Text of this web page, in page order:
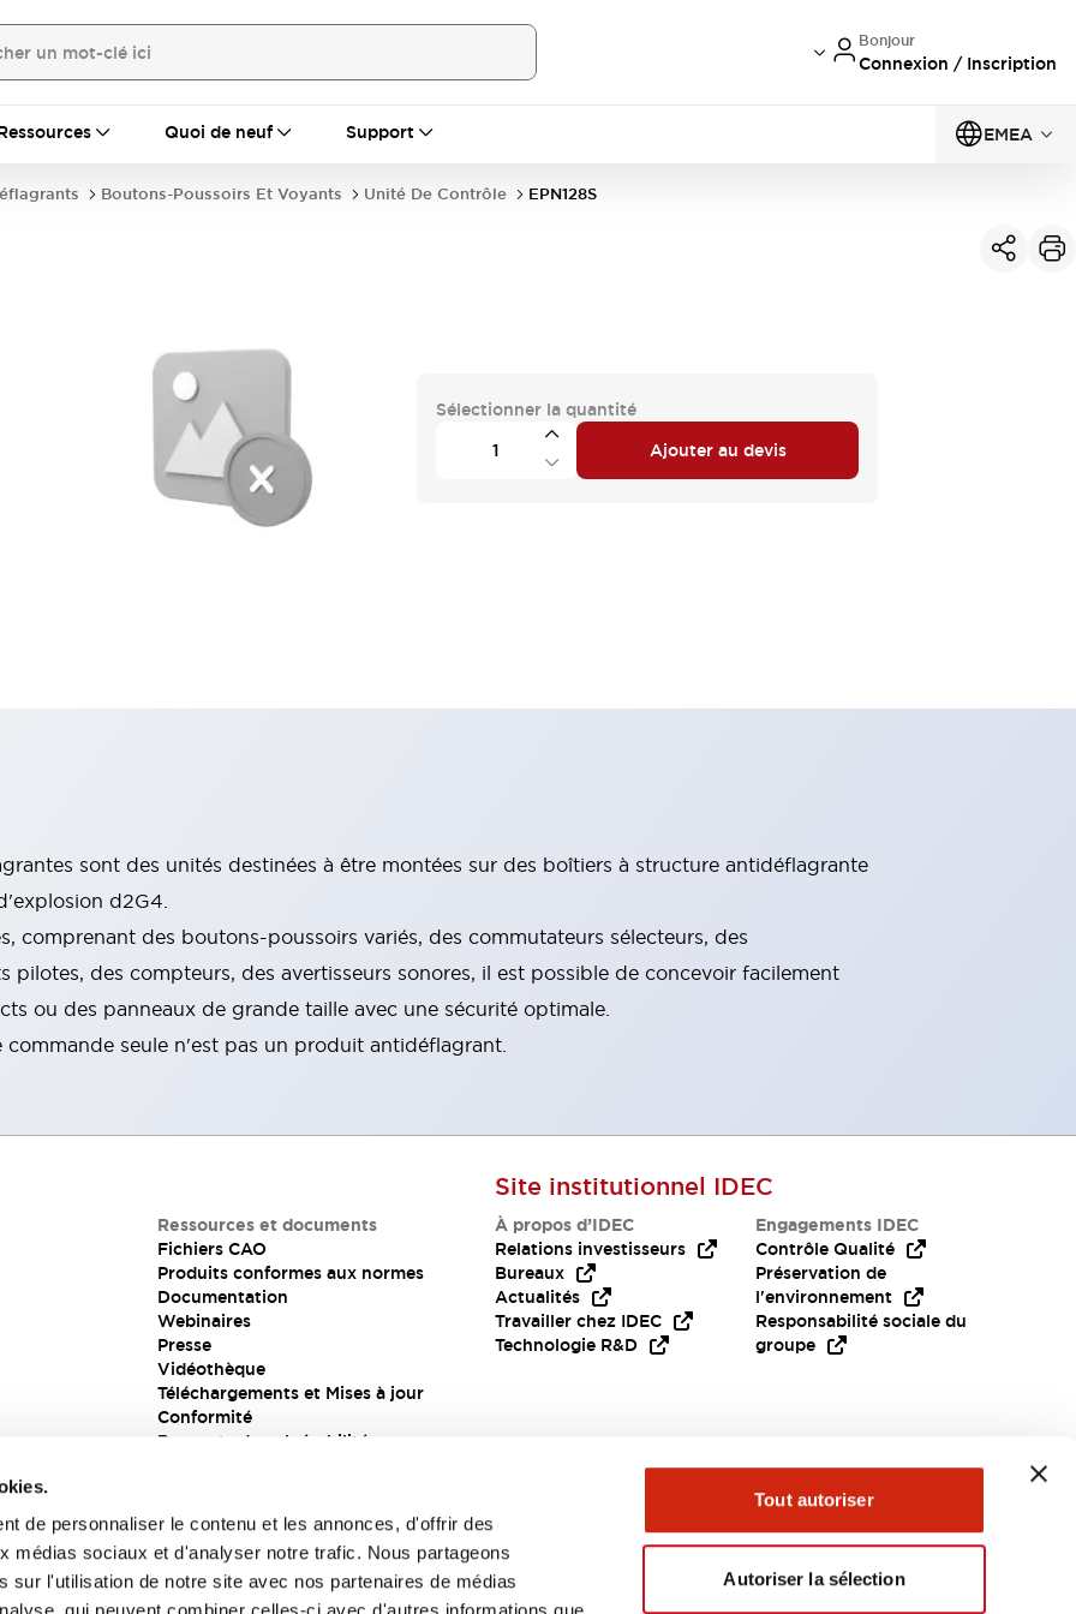
de personnaliser le contenu et les annonces, d'offrir des
médias sociaux et d'analyser notre trafic. Nous partageons
sur l'utilisation de notre site avec nos partenaires de médias
Tout autoriser
Autoriser la sélection
Bonjour
Connexion / Inscription
Quoi de neuf Support EMEA
Boutons-Poussoirs Et Voyants Unité De Contrôle EPN128S
Sélectionner la quantité
Ajouter au devis
sont des unités destinées à être montées sur des boîtiers à structure antidéflagrante
d2G4.
comprenant des boutons-poussoirs variés, des commutateurs sélecteurs, des
pilotes, des compteurs, des avertisseurs sonores, il est possible de concevoir facilement
ou des panneaux de grande taille avec une sécurité optimale.
seule n'est pas un produit antidéflagrant.
Ressources et documents
Fichiers CAO
Produits conformes aux normes
Documentation
Webinaires
Presse
Vidéothèque
Téléchargements et Mises à jour
Conformité
Rapports de vulnérabilité
Site institutionnel IDEC
À propos d’IDEC
Relations investisseurs
Bureaux
Actualités
Travailler chez IDEC
Technologie R&D
Engagements IDEC
Contrôle Qualité
Préservation de
l'environnement
Responsabilité sociale du
groupe